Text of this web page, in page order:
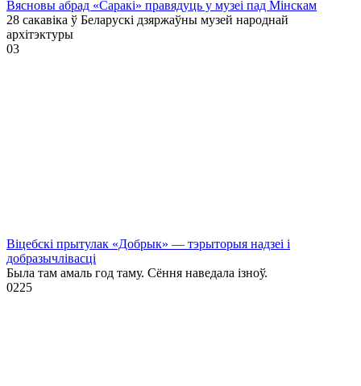
Вясновы абрад «Саракі» правядуць у музеі пад Мінскам
28 сакавіка ў Беларускі дзяржаўны музей народнай
архітэктуры
03
Віцебскі прытулак «‎Добрык»‎ — тэрыторыя надзеі і
добразычлівасці
Была там амаль год таму. Сёння наведала ізноў.
0225